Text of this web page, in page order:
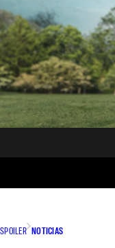
SPOILER NOTICIAS